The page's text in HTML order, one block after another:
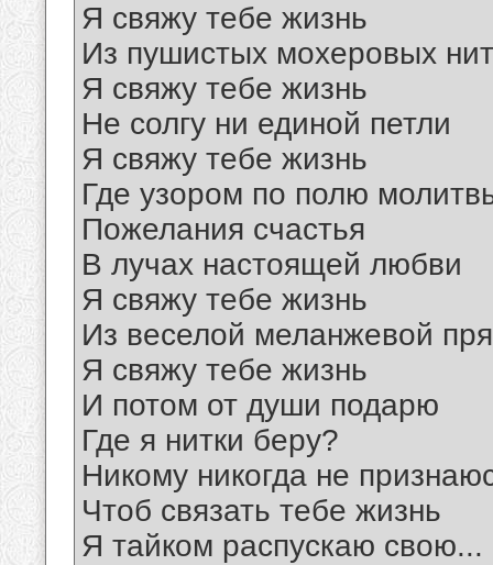
Я свяжу тебе жизнь
Из пушистых мохеровых
Я свяжу тебе жизнь
Не солгу ни единой петли
Я свяжу тебе жизнь
Где узором по полю
Пожелания счастья
В лучах настоящей любви
Я свяжу тебе жизнь
Из веселой меланжевой
Я свяжу тебе жизнь
И потом от души подарю
Где я нитки беру?
Никому никогда не
Чтоб связать тебе жизнь
Я тайком распускаю свою...